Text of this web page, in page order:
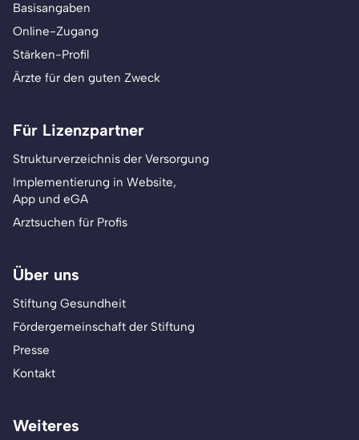
Basisangaben
Online-Zugang
Stärken-Profil
Ärzte für den guten Zweck
Für Lizenzpartner
Strukturverzeichnis der Versorgung
Implementierung in Website,
App und eGA
Arztsuchen für Profis
Über uns
Stiftung Gesundheit
Fördergemeinschaft der Stiftung
Presse
Kontakt
Weiteres